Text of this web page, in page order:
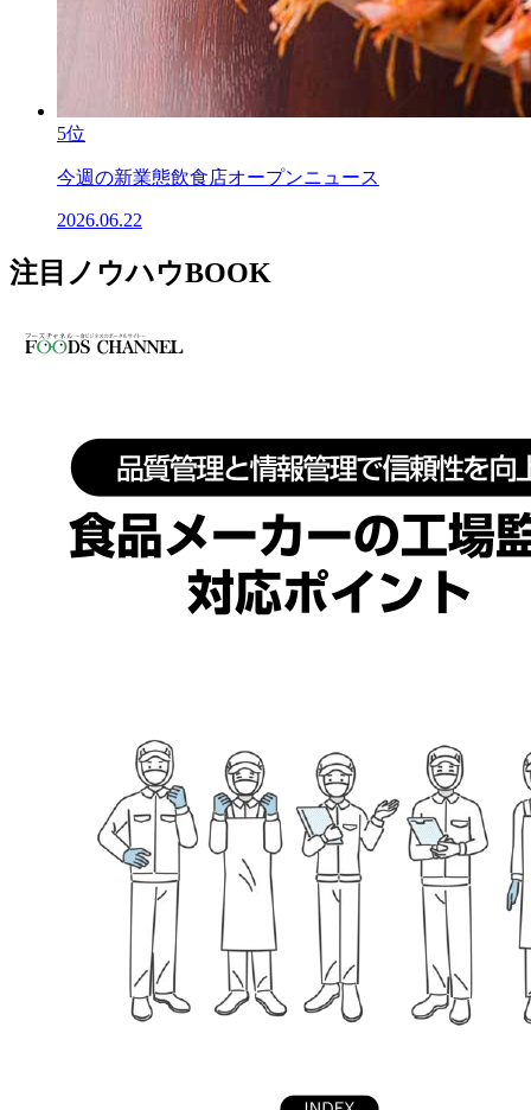
5位
今週の新業態飲食店オープンニュース
2026.06.22
注目ノウハウBOOK